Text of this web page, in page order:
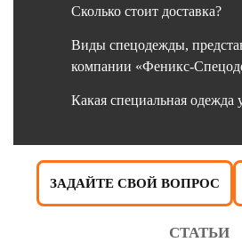
Сколько стоит доставка?
Виды спецодежды,
компании «Феникс-
Какая специальная одежда
ЗАДАЙТЕ СВОЙ ВОПРОС
СТАТЬИ